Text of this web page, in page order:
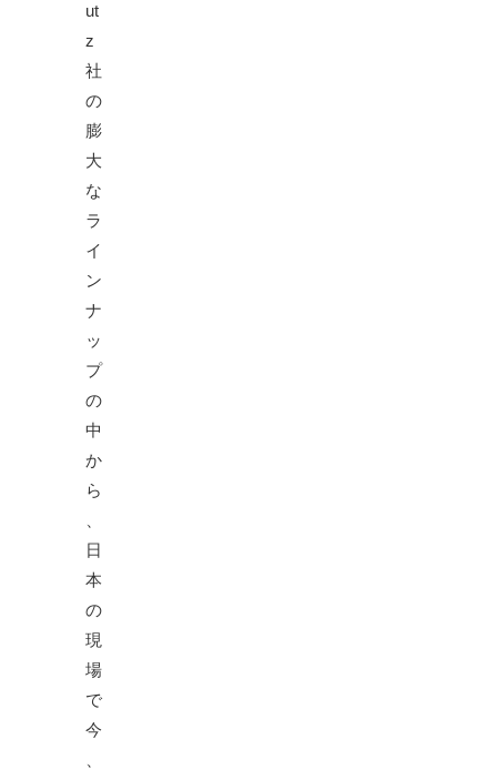
ut
z
社
の
膨
大
な
ラ
イ
ン
ナ
ッ
プ
の
中
か
ら
、
日
本
の
現
場
で
今
、